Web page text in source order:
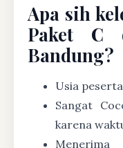
Apa sih
Paket C
Bandung?
Usia
Sangat
karena
Menerima